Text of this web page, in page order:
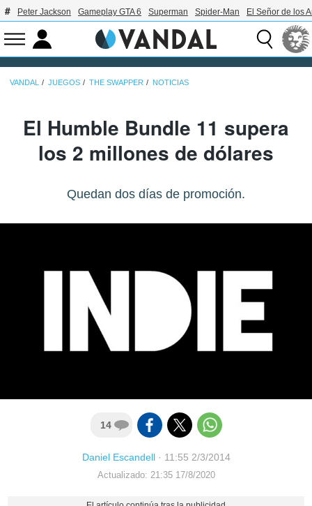
Peter Jackson Gameplay GTA 6 Superman Spider-Man El Señor de los
VANDAL JUEGOS THE SWAPPER NOTICIAS
El Humble Bundle 11 supera
los 2 millones de dólares
Quedan dos días de promoción.
14
Daniel Escandell· 11:55 2/3/2014
Actualizado: 21:35 17/8/2020